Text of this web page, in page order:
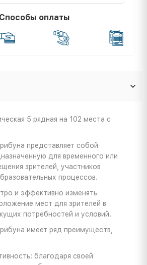
Способы оплаты
5 рядная на 102 места с
представляет собой
для временного или
зрителей, участников
процессов.
и эффективно изменять
мест для зрителей в
потребностей и условий.
имеет ряд преимуществ,
благодаря своей